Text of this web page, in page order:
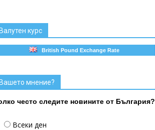
курс
British Pound Exchange Rate
мнение?
често следите новините от България?
Всеки ден